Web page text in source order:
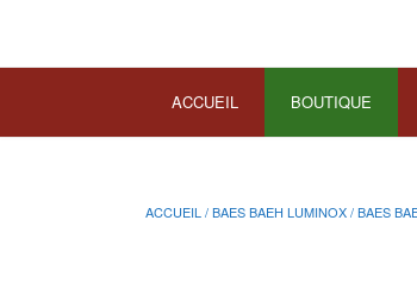
ACCUEIL BOUTIQUE
ACCUEIL /BAES BAEH LUMINOX/ BAES